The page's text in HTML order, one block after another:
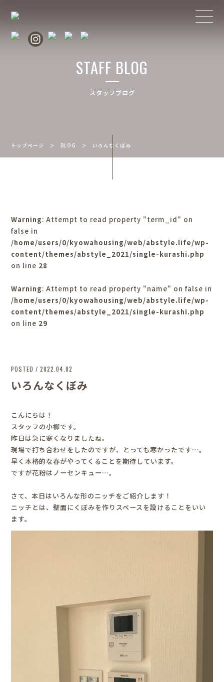
STAFF BLOG
スタッフブログ
トップページ ＞ BLOG ＞ いろんなくぼみ
Warning: Attempt to read property "term_id" on
false in
/home/users/0/kyowahousing/web/abstyle.life/wp-
content/themes/abstyle_2021/single-kurashi.php
on line 28
Warning: Attempt to read property "name" on false in
/home/users/0/kyowahousing/web/abstyle.life/wp-
content/themes/abstyle_2021/single-kurashi.php
on line 29
POSTED / 2022.04.02
いろんなくぼみ
こんにちは！
スタッフの小柳です。
昨日は急に寒くなりましたね。
現場で打ち合わせをしたのですが、とっても寒かったです…。
早く本格的な春がやってくることを期待しています。
ですが花粉はノーセンキュー…。
さて、本日はいろんな形のニッチをご紹介します！
ニッチとは、壁面にくぼみを作りスペースを設けることをいい
ます。